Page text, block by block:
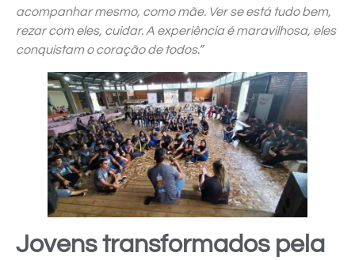
acompanhar mesmo, como mãe. Ver se está tudo bem,
rezar com eles, cuidar. A experiência é maravilhosa, eles
conquistam o coração de todos.”
Jovens transformados pela